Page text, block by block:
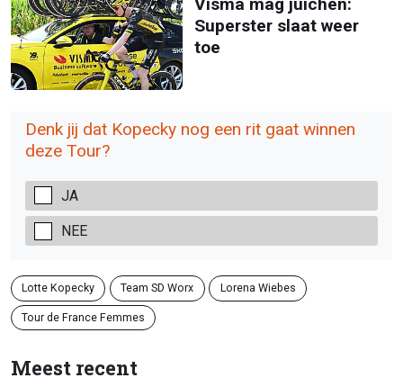
Superster slaat weer
toe
Denk jij dat Kopecky nog een rit gaat winnen
deze Tour?
JA
NEE
Lotte Kopecky Team SD Worx Lorena Wiebes
Tour de France Femmes
Meest recent